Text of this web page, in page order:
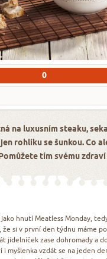
0
na luxusním steaku,
rohlíku se šunkou. Co
tím svému
hnutí Meatless Monday,
že si v první den týdnu máme
jídelníček zase dohromady a
myšlenka vzdát se na jeden